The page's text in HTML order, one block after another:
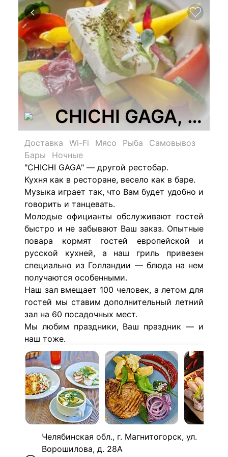
CHICHI GAGA,
Доставка Wi-Fi Мясо Рыба
Самовывоз
Бары
Ночные
"CHICHI GAGA" — другой рестобар.
Кухня как в ресторане, весело как в баре.
Музыка играет так, что Вам будет удобно и
говорить и танцевать.
Молодые официанты обслуживают гостей
быстро и не забывают Ваш заказ. Опытные
повара кормят гостей европейской и
русской кухней, а наш гриль привезен
специально из Голландии — блюда на нем
получаются особенными.
Наш зал вмещает 100 человек, а летом для
гостей мы ставим дополнительный летний
зал на 60 посадочных мест.
Мы любим праздники, Ваш праздник — и
наш тоже.
Челябинская обл., г. Магнитогорск, ул.
Ворошилова, д. 28А